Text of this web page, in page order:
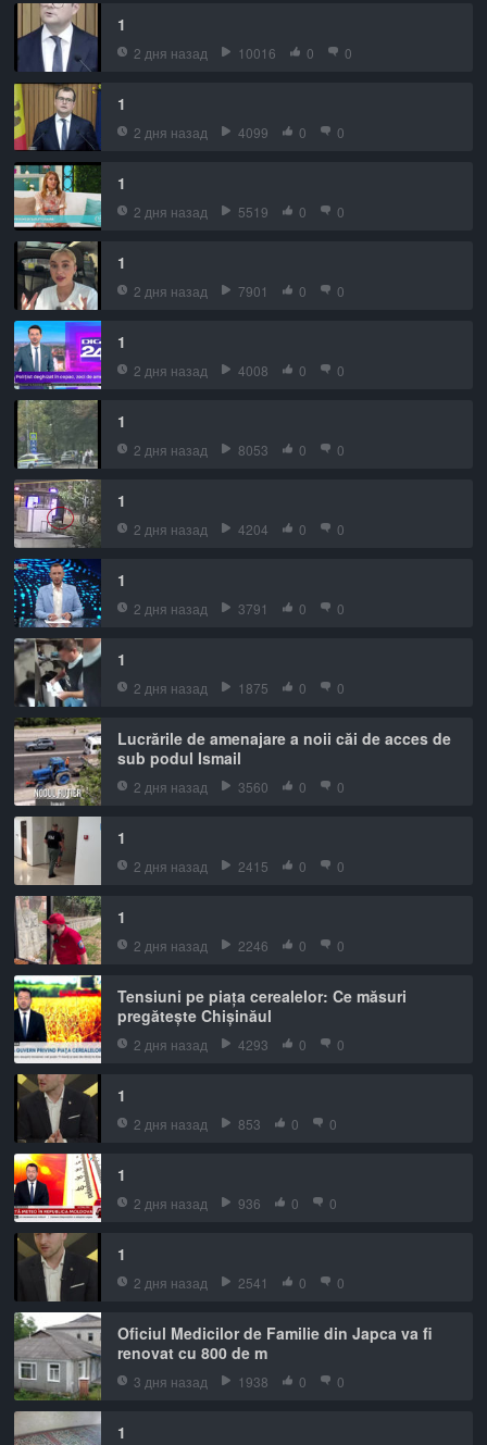
1
2 дня назад 10016 0 0
1
2 дня назад 4099 0 0
1
2 дня назад 5519 0 0
1
2 дня назад 7901 0 0
1
2 дня назад 4008 0 0
1
2 дня назад 8053 0 0
1
2 дня назад 4204 0 0
1
2 дня назад 3791 0 0
1
2 дня назад 1875 0 0
Lucrările de amenajare a noii căi de acces de
sub podul Ismail
2 дня назад 3560 0 0
1
2 дня назад 2415 0 0
1
2 дня назад 2246 0 0
Tensiuni pe piața cerealelor: Ce măsuri
pregătește Chișinăul
2 дня назад 4293 0 0
1
2 дня назад 853 0 0
1
2 дня назад 936 0 0
1
2 дня назад 2541 0 0
Oficiul Medicilor de Familie din Japca va fi
renovat cu 800 de m
3 дня назад 1938 0 0
1